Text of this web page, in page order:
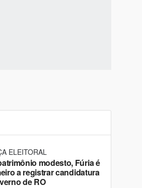
ELEITORAL
modesto, Fúria é
a registrar candidatura
de RO